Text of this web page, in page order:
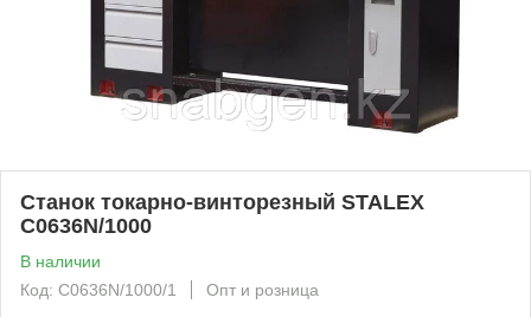
Станок токарно-винторезный STALEX
C0636N/1000
В наличии
Код: C0636N/1000/1
Опт и розница